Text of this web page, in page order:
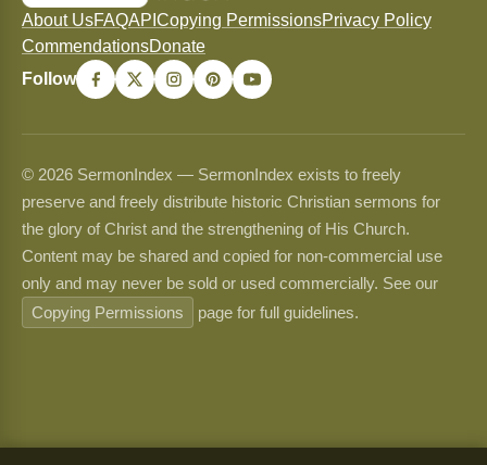
About UsFAQAPI Copying PermissionsPrivacy Policy
CommendationsDonate
Follow
© 2026 SermonIndex — SermonIndex exists to freely
preserve and freely distribute historic Christian sermons for
the glory of Christ and the strengthening of His Church.
Content may be shared and copied for non-commercial use
only and may never be sold or used commercially. See our
Copying Permissions
page for full guidelines.